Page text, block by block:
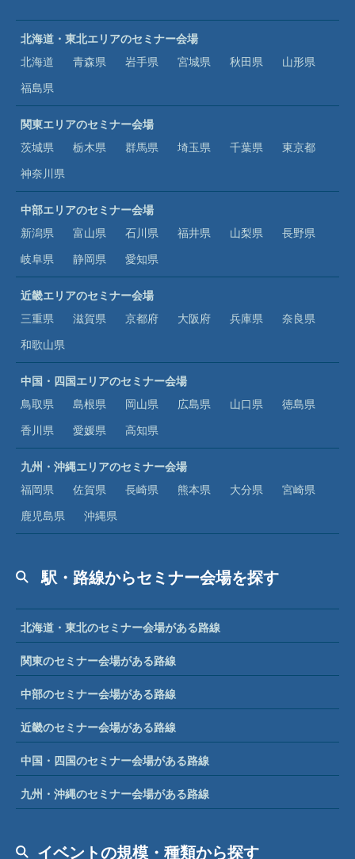
北海道・東北エリアのセミナー会場
北海道
青森県 岩手県 宮城県 秋田県
山形県
福島県
関東エリアのセミナー会場
茨城県
栃木県 群馬県 埼玉県 千葉県
東京都
神奈川県
中部エリアのセミナー会場
新潟県
富山県 石川県 福井県 山梨県
長野県
岐阜県
静岡県 愛知県
近畿エリアのセミナー会場
三重県
滋賀県 京都府 大阪府 兵庫県
奈良県
和歌山県
中国・四国エリアのセミナー会場
鳥取県
島根県 岡山県 広島県 山口県
徳島県
香川県
愛媛県 高知県
九州・沖縄エリアのセミナー会場
福岡県
佐賀県 長崎県 熊本県 大分県
宮崎県
鹿児島県
沖縄県
駅・路線からセミナー会場を探す
北海道・東北のセミナー会場がある路線
関東のセミナー会場がある路線
中部のセミナー会場がある路線
近畿のセミナー会場がある路線
中国・四国のセミナー会場がある路線
九州・沖縄のセミナー会場がある路線
イベントの規模・種類から探す